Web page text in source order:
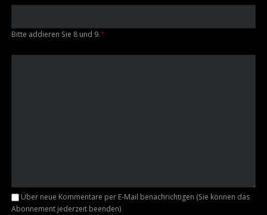
Bitte addieren Sie 8 und 9.*
Kommentar
Über neue Kommentare per E-Mail benachrichtigen (Sie können das
Abonnement jederzeit beenden)